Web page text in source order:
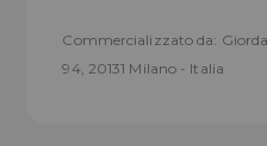
Commercializzato da:
94, 20131 Milano - Italia